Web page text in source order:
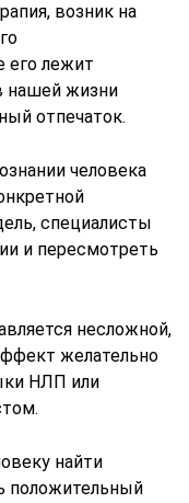
возник на
его лежит
нашей жизни
отпечаток.
человека
специалисты
и пересмотреть
несложной,
желательно
НЛП или
найти
положительный